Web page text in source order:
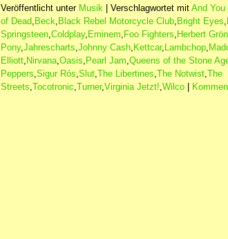
Veröffentlicht unter Musik Verschlagwortet mit And You
of Dead Beck Black Rebel Motorcycle Club Bright Eyes
Springsteen Coldplay, Eminem Foo Fighters Herbert
Pony, Jahrescharts Johnny Cash Kettcar, Lambchop
Elliott Nirvana Oasis Pearl Jam Queens of the Stone
Peppers Sigur Rós Slut The Libertines The Notwist The
Streets Tocotronic Turner, Virginia Jetzt! Wilco